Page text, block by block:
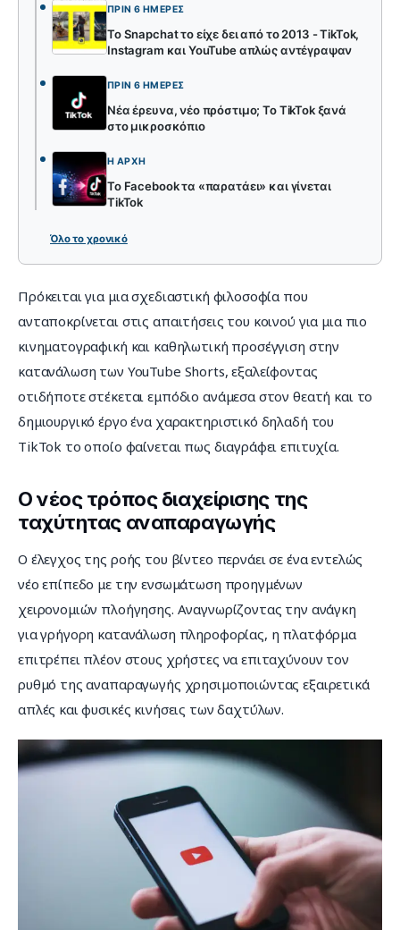
ΠΡΙΝ 6 ΗΜΈΡΕΣ
Το Snapchat το είχε δει από το 2013 - TikTok,
Instagram και YouTube απλώς αντέγραψαν
ΠΡΙΝ 6 ΗΜΈΡΕΣ
Νέα έρευνα, νέο πρόστιμο; Το TikTok ξανά
στο μικροσκόπιο
Η ΑΡΧΉ
Το Facebook τα «παρατάει» και γίνεται
TikTok
Όλο το χρονικό
Πρόκειται για μια σχεδιαστική φιλοσοφία που
ανταποκρίνεται στις απαιτήσεις του κοινού για μια πιο
κινηματογραφική και καθηλωτική προσέγγιση στην
κατανάλωση των YouTube Shorts, εξαλείφοντας
οτιδήποτε στέκεται εμπόδιο ανάμεσα στον θεατή και το
δημιουργικό έργο ένα χαρακτηριστικό δηλαδή του
TikTok το οποίο φαίνεται πως διαγράφει επιτυχία.
Ο νέος τρόπος διαχείρισης της
ταχύτητας αναπαραγωγής
Ο έλεγχος της ροής του βίντεο περνάει σε ένα εντελώς
νέο επίπεδο με την ενσωμάτωση προηγμένων
χειρονομιών πλοήγησης. Αναγνωρίζοντας την ανάγκη
για γρήγορη κατανάλωση πληροφορίας, η πλατφόρμα
επιτρέπει πλέον στους χρήστες να επιταχύνουν τον
ρυθμό της αναπαραγωγής χρησιμοποιώντας εξαιρετικά
απλές και φυσικές κινήσεις των δαχτύλων.